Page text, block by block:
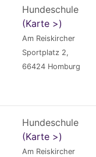
Hundeschule
(Karte >)
Am Reiskircher
Sportplatz 2,
66424 Homburg
Hundeschule
(Karte >)
Am Reiskircher